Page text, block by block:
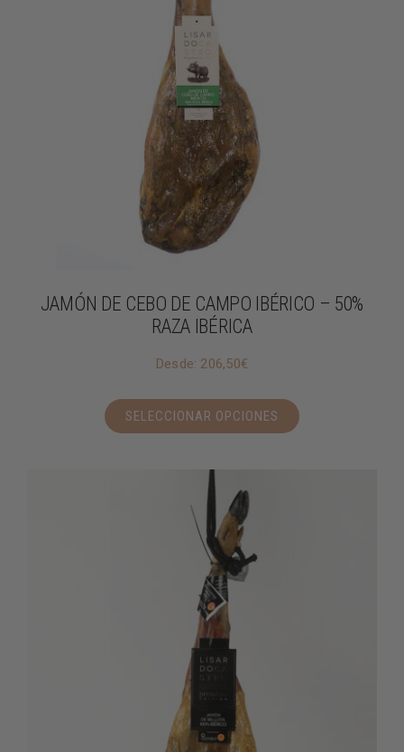
JAMÓN DE CEBO DE CAMPO IBÉRICO – 50%
RAZA IBÉRICA
Desde: 206,50€
SELECCIONAR OPCIONES